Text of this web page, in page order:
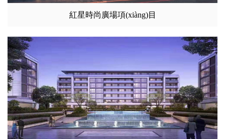
紅星時尚廣場項(xiàng)目